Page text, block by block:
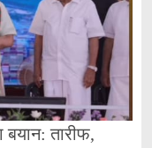
बयान: तारीफ,